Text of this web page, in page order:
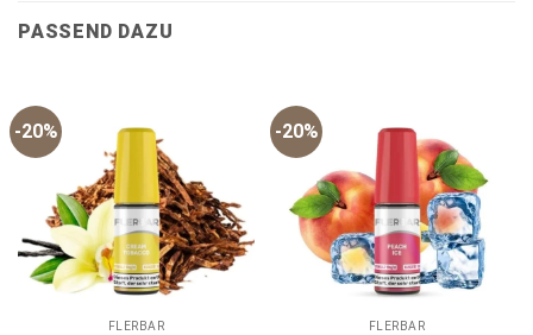
PASSEND DAZU
-20%
FLERBAR
-20%
FLERBAR